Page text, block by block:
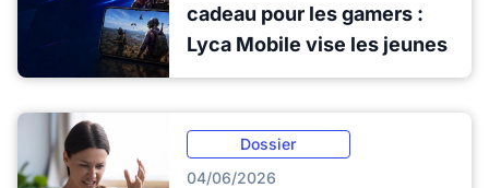
cadeau pour les gamers :
Lyca Mobile vise les jeunes
Dossier
04/06/2026